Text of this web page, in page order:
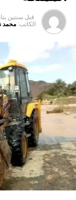
قبل سنتين
الكاتب: محمد